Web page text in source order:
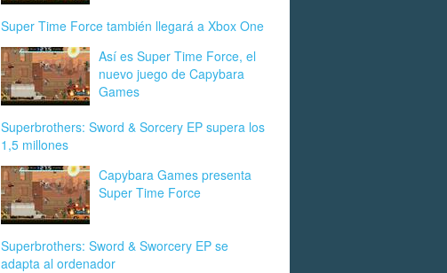
Super Time Force también llegará a Xbox One
Así es Super Time Force, el
nuevo juego de Capybara
Games
Superbrothers: Sword & Sorcery EP supera los
1,5 millones
Capybara Games presenta
Super Time Force
Superbrothers: Sword & Sworcery EP se
adapta al ordenador